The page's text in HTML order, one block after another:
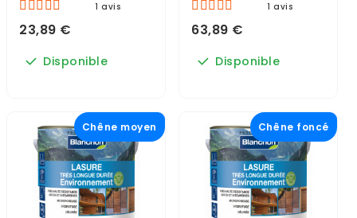
1 avis
23,89 €
Disponible
1 avis
63,89 €
Disponible
Chêne moyen Chêne foncé